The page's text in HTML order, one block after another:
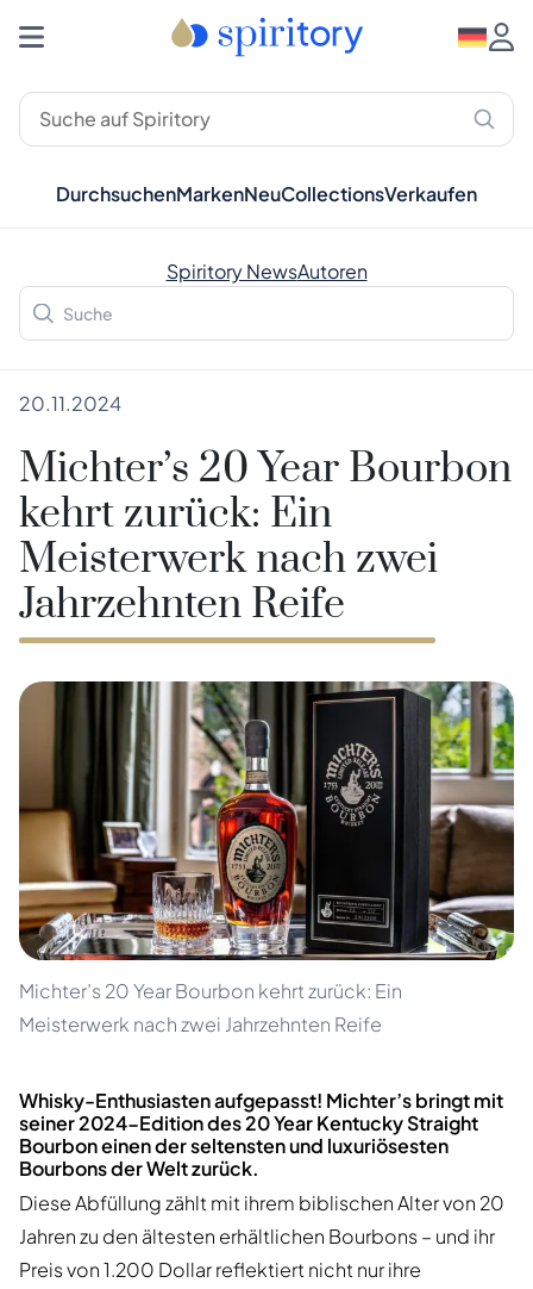
DurchsuchenMarkenNeuCollectionsVerkaufen
Spiritory NewsAutoren
20.11.2024
Michter’s 20 Year Bourbon
kehrt zurück: Ein
Meisterwerk nach zwei
Jahrzehnten Reife
Michter’s 20 Year Bourbon kehrt zurück: Ein
Meisterwerk nach zwei Jahrzehnten Reife
Whisky-Enthusiasten aufgepasst! Michter’s bringt mit
seiner 2024-Edition des 20 Year Kentucky Straight
Bourbon einen der seltensten und luxuriösesten
Bourbons der Welt zurück.
Diese Abfüllung zählt mit ihrem biblischen Alter von 20
Jahren zu den ältesten erhältlichen Bourbons – und ihr
Preis von 1.200 Dollar reflektiert nicht nur ihre